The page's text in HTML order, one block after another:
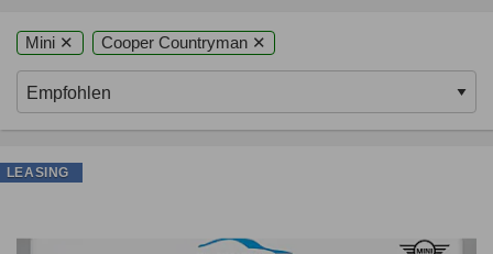
Mini ✕ Cooper Countryman ✕
LEASING